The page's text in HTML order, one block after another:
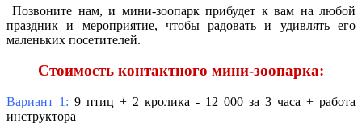
Позвоните нам, и мини-зоопарк прибудет к вам на любой
праздник и мероприятие, чтобы радовать и удивлять его
маленьких посетителей.
Стоимость контактного мини-зоопарка:
Вариант 1: 9 птиц + 2 кролика - 12 000 за 3 часа + работа
инструктора